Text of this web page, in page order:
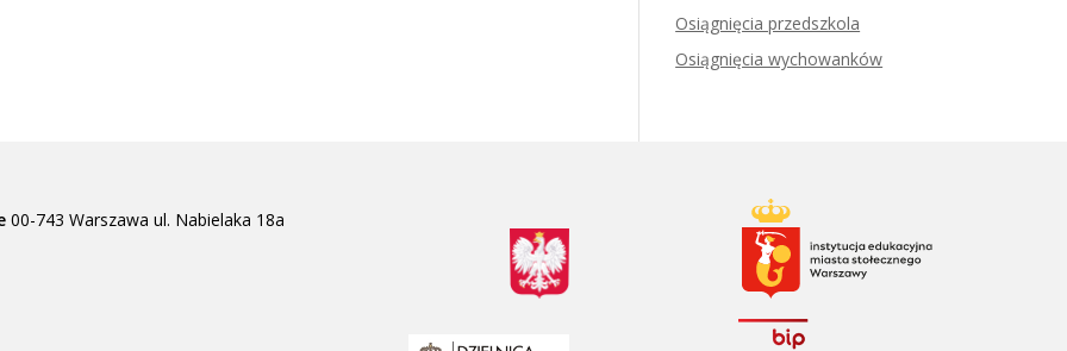
Osiągnięcia przedszkola
Osiągnięcia wychowanków
00-743 Warszawa ul. Nabielaka 18a